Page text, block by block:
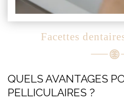
Facettes
QUELS AVANTAGES
PELLICULAIRES ?